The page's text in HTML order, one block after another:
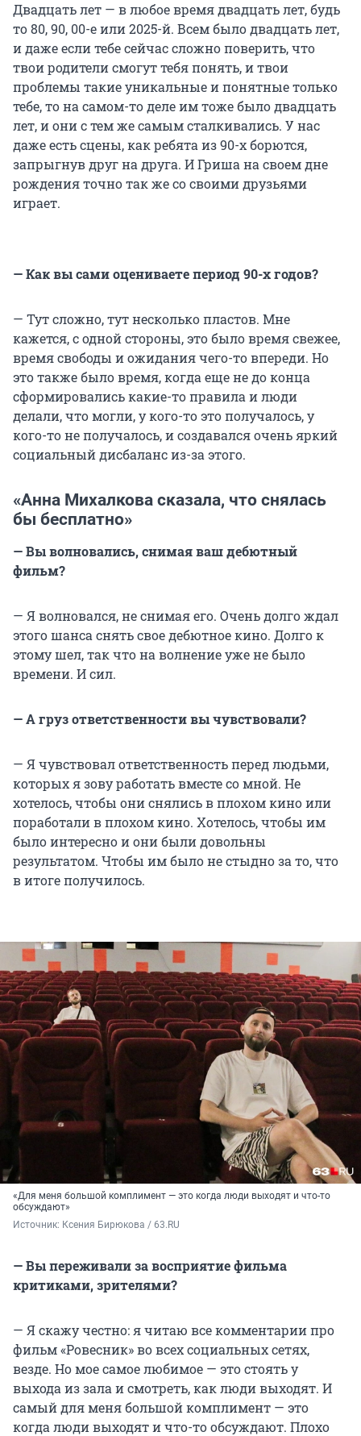
Двадцать лет — в любое время двадцать лет, будь
то 80, 90, 00-е или 2025-й. Всем было двадцать лет,
и даже если тебе сейчас сложно поверить, что
твои родители смогут тебя понять, и твои
проблемы такие уникальные и понятные только
тебе, то на самом-то деле им тоже было двадцать
лет, и они с тем же самым сталкивались. У нас
даже есть сцены, как ребята из 90-х борются,
запрыгнув друг на друга. И Гриша на своем дне
рождения точно так же со своими друзьями
играет.
— Как вы сами оцениваете период 90-х годов?
— Тут сложно, тут несколько пластов. Мне
кажется, с одной стороны, это было время свежее,
время свободы и ожидания чего-то впереди. Но
это также было время, когда еще не до конца
сформировались какие-то правила и люди
делали, что могли, у кого-то это получалось, у
кого-то не получалось, и создавался очень яркий
социальный дисбаланс из-за этого.
«Анна Михалкова сказала, что снялась
бы бесплатно»
— Вы волновались, снимая ваш дебютный
фильм?
— Я волновался, не снимая его. Очень долго ждал
этого шанса снять свое дебютное кино. Долго к
этому шел, так что на волнение уже не было
времени. И сил.
— А груз ответственности вы чувствовали?
— Я чувствовал ответственность перед людьми,
которых я зову работать вместе со мной. Не
хотелось, чтобы они снялись в плохом кино или
поработали в плохом кино. Хотелось, чтобы им
было интересно и они были довольны
результатом. Чтобы им было не стыдно за то, что
в итоге получилось.
«Для меня большой комплимент — это когда люди выходят и что-то
обсуждают»
Источник: Ксения Бирюкова / 63.RU
— Вы переживали за восприятие фильма
критиками, зрителями?
— Я скажу честно: я читаю все комментарии про
фильм «Ровесник» во всех социальных сетях,
везде. Но мое самое любимое — это стоять у
выхода из зала и смотреть, как люди выходят. И
самый для меня большой комплимент — это
когда люди выходят и что-то обсуждают. Плохо